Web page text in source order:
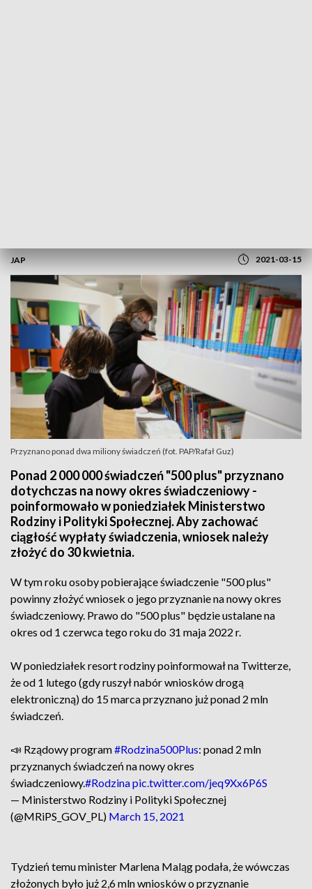
JAP 2021-03-15
Przyznano ponad dwa miliony świadczeń (fot. PAP/Rafał Guz)
Ponad 2 000 000 świadczeń "500 plus" przyznano
dotychczas na nowy okres świadczeniowy -
poinformowało w poniedziałek Ministerstwo
Rodziny i Polityki Społecznej. Aby zachować
ciągłość wypłaty świadczenia, wniosek należy
złożyć do 30 kwietnia.
W tym roku osoby pobierające świadczenie "500 plus"
powinny złożyć wniosek o jego przyznanie na nowy okres
świadczeniowy. Prawo do "500 plus" będzie ustalane na
okres od 1 czerwca tego roku do 31 maja 2022 r.
W poniedziałek resort rodziny poinformował na Twitterze,
że od 1 lutego (gdy ruszył nabór wniosków drogą
elektroniczną) do 15 marca przyznano już ponad 2 mln
świadczeń.
📣 Rządowy program#Rodzina500Plus: ponad 2 mln
przyznanych świadczeń na nowy okres
świadczeniowy.#Rodzinapic.twitter.com/jeq9Xx6P6S
— Ministerstwo Rodziny i Polityki Społecznej
(@MRiPS_GOV_PL) March 15, 2021
Tydzień temu minister Marlena Maląg podała, że wówczas
złożonych było już 2,6 mln wniosków o przyznanie